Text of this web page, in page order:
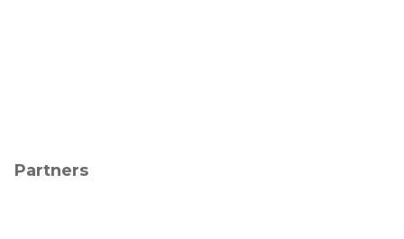
Partners